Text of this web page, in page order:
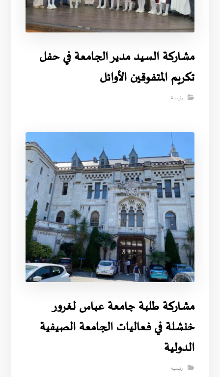
مشاركة السيد مدير الجامعة في حفل
تكريم المتفوقين الأوائل
رئيسية
مشاركة طلبة جامعة عباس لغرور
خنشلة في فعاليات الجامعة الصيفية
الدولية
رئيسية